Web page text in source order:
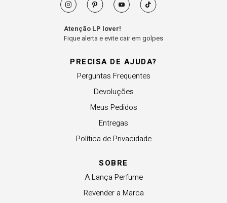
PRECISA DE AJUDA?
Perguntas Frequentes
Devoluções
Meus Pedidos
Entregas
Política de Privacidade
SOBRE
A Lança Perfume
Revender a Marca
Atenção LP lover!
Fique alerta e evite cair em golpes